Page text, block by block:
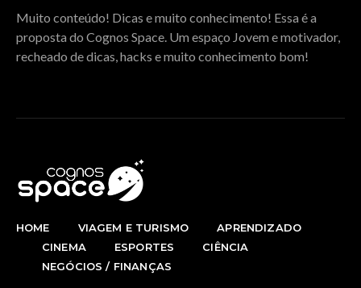
Muito conteúdo! Dicas e muito conhecimento! Essa é a
proposta do Cognos Space. Um espaço Jovem e motivador,
recheado de dicas, hacks e muito conhecimento bom!
HOME VIAGEM E TURISMO
APRENDIZADO
CINEMA
ESPORTES
CIÊNCIA
NEGÓCIOS / FINANÇAS